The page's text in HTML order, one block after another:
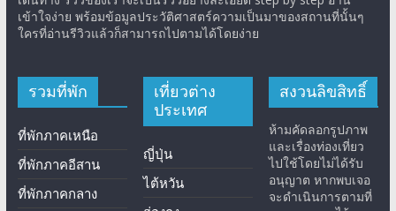
เข้าใจง่าย พร้อมข้อมูลประวัติศาสตร์ความเป็นมาของสถานที่นั้นๆ
ใครที่อ่านรีวิวแล้วก็สามารถไปตามได้โดยง่าย
รวมที่พัก
ที่พักภาคเหนือ
ที่พักภาคอีสาน
ที่พักภาคกลาง
เที่ยวต่าง
ประเทศ
ญี่ปุ่น
ไต้หวัน
สงวนลิขสิทธิ์
ห้ามคัดลอกรูปภาพ
และเรื่องท่องเที่ยว
ไปใช้โดยไม่ได้รับ
อนุญาต หากพบเจอ
จะดำเนินการตามที่